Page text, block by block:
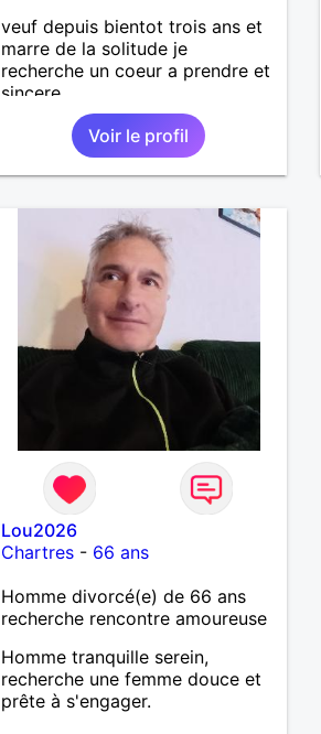
veuf depuis bientot trois ans et
marre de la solitude je
recherche un coeur a prendre et
sincere
Voir le profil
Lou2026
Chartres- 66 ans
Homme divorcé(e) de 66 ans
recherche rencontre amoureuse
Homme tranquille serein,
recherche une femme douce et
prête à s'engager.